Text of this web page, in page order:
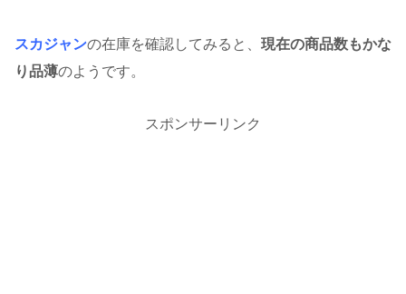
スカジャンの在庫を確認してみると、 現在の商品数もかな
り品薄のようです。
スポンサーリンク